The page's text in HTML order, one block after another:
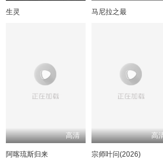
生灵 马尼拉之最
高清
阿喀琉斯归来
高
宗师叶问(2026)